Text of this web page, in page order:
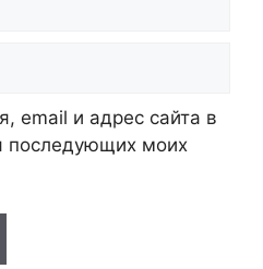
email и адрес сайта в
последующих моих